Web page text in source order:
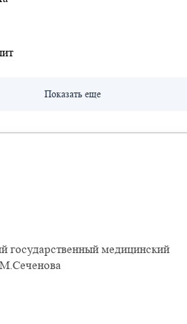
государственный медицинский